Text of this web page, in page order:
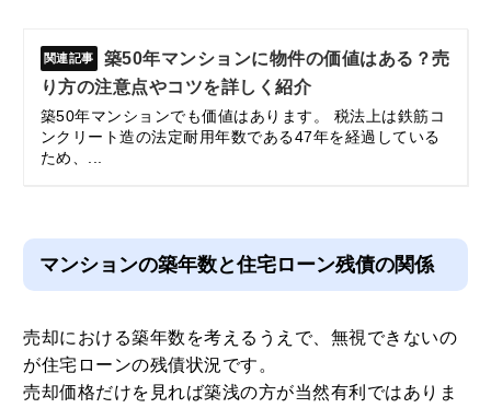
築50年マンションに物件の価値はある？売
り方の注意点やコツを詳しく紹介
築50年マンションでも価値はあります。 税法上は鉄筋コ
ンクリート造の法定耐用年数である47年を経過している
ため、...
マンションの築年数と住宅ローン残債の関係
売却における築年数を考えるうえで、無視できないの
が住宅ローンの残債状況です。
売却価格だけを見れば築浅の方が当然有利ではありま